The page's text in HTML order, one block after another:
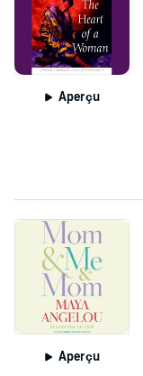
Aperçu
Aperçu